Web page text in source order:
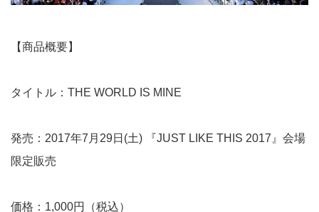
【商品概要】
タイトル：THE WORLD IS MINE
発売：2017年7月29日(土) 『JUST LIKE THIS 2017』会場
限定販売
価格：1,000円（税込）